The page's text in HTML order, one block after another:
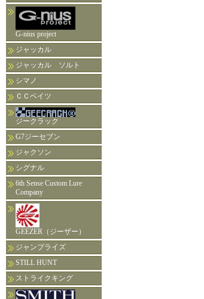
G-nius project
ジャッカル
ジャッカル ソルト
シマノ
ＣＣベイツ
ジークラック
G7ジーセブン
ジャクソン
シグナル
6th Sense Custom Lure
Company
GEEZER（ジーザー）
ジャンプライズ
STILL HUNT
ストライクキング